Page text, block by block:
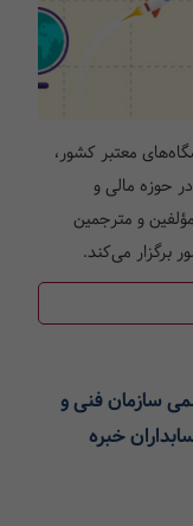
معتبر کشور،
حوزه مالی و
از مؤلفین و مترجمین
برگزار می‌کند.
سازمان فنی و
خبره